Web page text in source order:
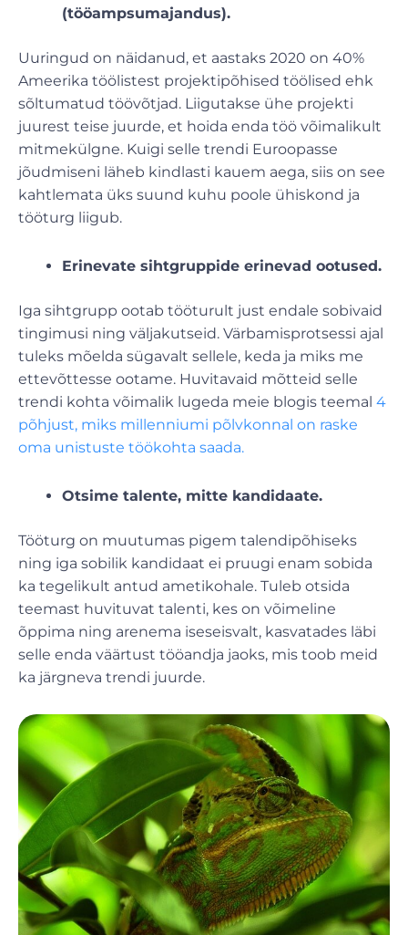
(tööampsumajandus).
Uuringud on näidanud, et aastaks 2020 on 40%
Ameerika töölistest projektipõhised töölised ehk
sõltumatud töövõtjad. Liigutakse ühe projekti
juurest teise juurde, et hoida enda töö võimalikult
mitmekülgne. Kuigi selle trendi Euroopasse
jõudmiseni läheb kindlasti kauem aega, siis on see
kahtlemata üks suund kuhu poole ühiskond ja
tööturg liigub.
Erinevate sihtgruppide erinevad ootused.
Iga sihtgrupp ootab tööturult just endale sobivaid
tingimusi ning väljakutseid. Värbamisprotsessi ajal
tuleks mõelda sügavalt sellele, keda ja miks me
ettevõttesse ootame. Huvitavaid mõtteid selle
trendi kohta võimalik lugeda meie blogis teemal 4
põhjust, miks millenniumi põlvkonnal on raske
oma unistuste töökohta saada.
Otsime talente, mitte kandidaate.
Tööturg on muutumas pigem talendipõhiseks
ning iga sobilik kandidaat ei pruugi enam sobida
ka tegelikult antud ametikohale. Tuleb otsida
teemast huvituvat talenti, kes on võimeline
õppima ning arenema iseseisvalt, kasvatades läbi
selle enda väärtust tööandja jaoks, mis toob meid
ka järgneva trendi juurde.